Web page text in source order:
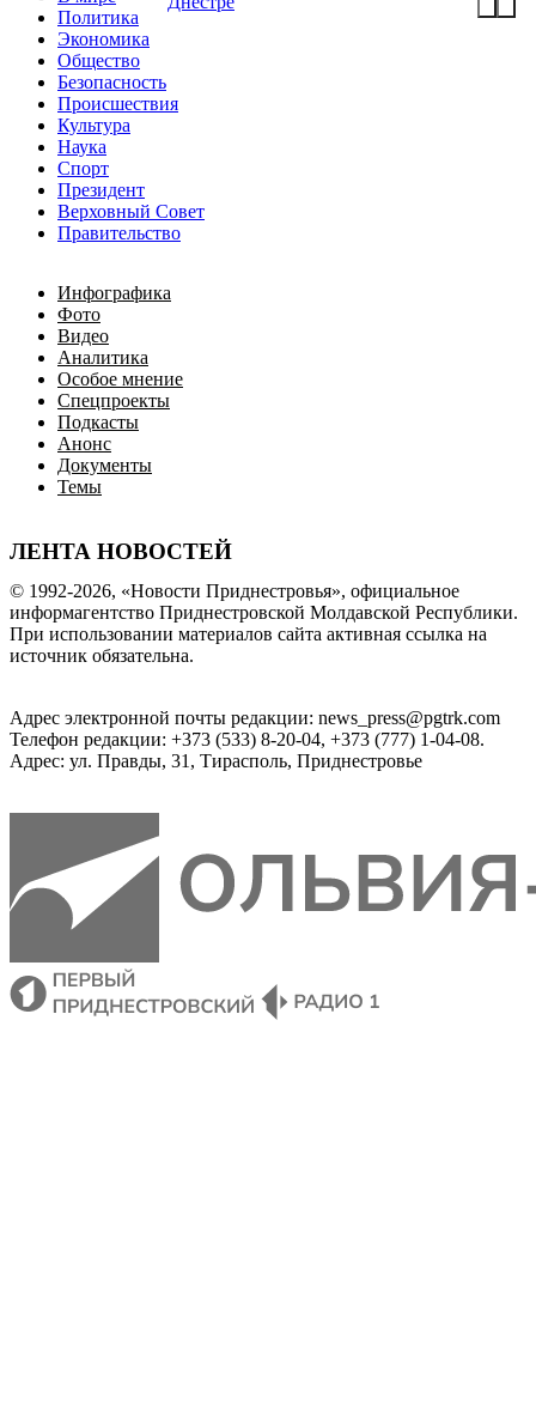
Политика
Экономика
Общество
Безопасность
Происшествия
Культура
Наука
Спорт
Президент
Верховный Совет
Правительство
Инфографика
Фото
Видео
Аналитика
Особое мнение
Спецпроекты
Подкасты
Анонс
Документы
Темы
ЛЕНТА НОВОСТЕЙ
© 1992-2026, «Новости Приднестровья», официальное
информагентство Приднестровской Молдавской Республики.
При использовании материалов сайта активная ссылка на
источник обязательна.
Адрес электронной почты редакции: news_press@pgtrk.com
Телефон редакции: +373 (533) 8-20-04, +373 (777) 1-04-08.
Адрес: ул. Правды, 31, Тирасполь, Приднестровье